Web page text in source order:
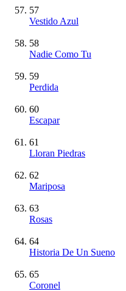
57
Vestido Azul
58
Nadie Como Tu
59
Perdida
60
Escapar
61
Lloran Piedras
62
Mariposa
63
Rosas
64
Historia De Un Sueno
65
Coronel